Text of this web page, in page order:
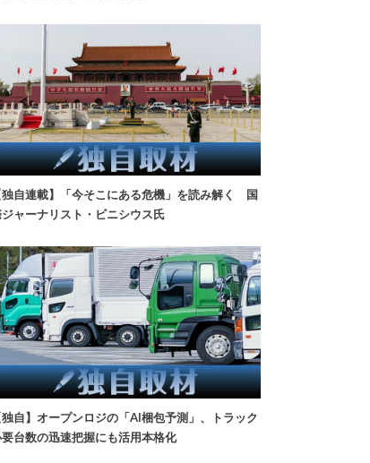
独自連載】「今そこにある危機」を読み解く 国
ャーナリスト・ビニシウス氏
独自】オープンロジの「AI梱包予測」、トラック
要台数の迅速把握にも活用本格化